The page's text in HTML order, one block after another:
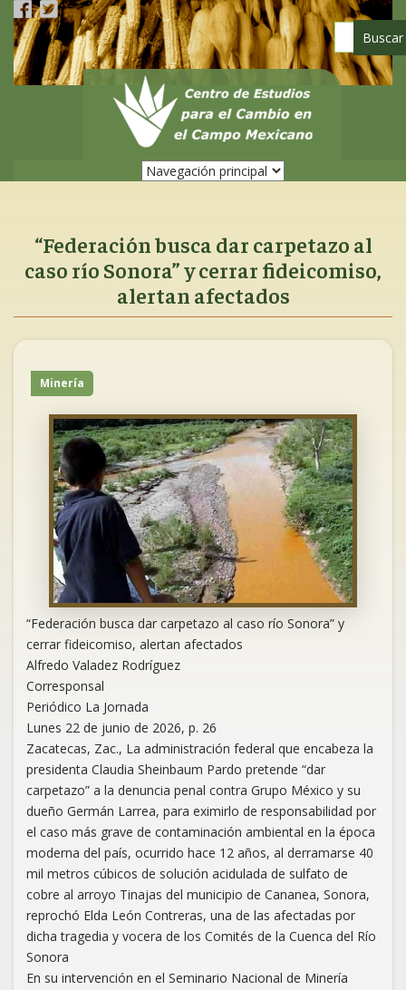
Pasar
contenido
principal
“Federación busca dar carpetazo al
caso río Sonora” y cerrar fideicomiso,
alertan afectados
Minería
“Federación busca dar carpetazo al caso río Sonora” y
cerrar fideicomiso, alertan afectados
Alfredo Valadez Rodríguez
Corresponsal
Periódico La Jornada
Lunes 22 de junio de 2026, p. 26
Zacatecas, Zac., La administración federal que encabeza la
presidenta Claudia Sheinbaum Pardo pretende “dar
carpetazo” a la denuncia penal contra Grupo México y su
dueño Germán Larrea, para eximirlo de responsabilidad por
el caso más grave de contaminación ambiental en la época
moderna del país, ocurrido hace 12 años, al derramarse 40
mil metros cúbicos de solución acidulada de sulfato de
cobre al arroyo Tinajas del municipio de Cananea, Sonora,
reprochó Elda León Contreras, una de las afectadas por
dicha tragedia y vocera de los Comités de la Cuenca del Río
Sonora
En su intervención en el Seminario Nacional de Minería